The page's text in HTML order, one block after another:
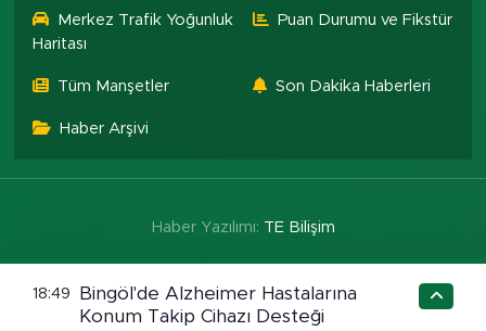
Merkez Trafik Yoğunluk
Haritası
Puan Durumu ve Fikstür
Tüm Manşetler Son Dakika Haberleri
Haber Arşivi
Haber Yazılımı: TE Bilişim
18:49
Bingöl'de Alzheimer Hastalarına
Konum Takip Cihazı Desteği